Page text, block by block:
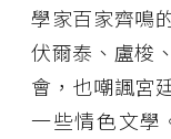
學家百家齊鳴
伏爾泰、盧梭
會，也嘲諷宮
一些情色文學